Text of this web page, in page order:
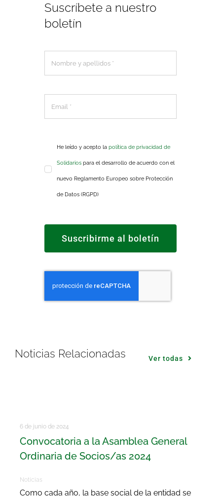
Suscríbete a nuestro
boletín
He leído y acepto lapolítica de privacidad de
Solidarios para el desarrollo de acuerdo con el
nuevo Reglamento Europeo sobre Protección
de Datos (RGPD)
Suscribirme al boletín
Noticias Relacionadas Ver todas
6 de junio de 2024
Convocatoria a la Asamblea General
Ordinaria de Socios/as 2024
Noticias
Como cada año, la base social de la entidad se